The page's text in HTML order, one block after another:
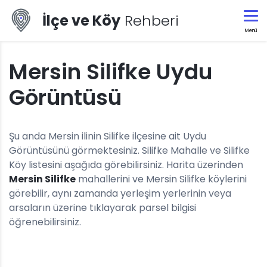
İlçe ve Köy Rehberi
Menü
Mersin Silifke Uydu
Görüntüsü
Şu anda Mersin ilinin Silifke ilçesine ait Uydu
Görüntüsünü görmektesiniz. Silifke Mahalle ve Silifke
Köy listesini aşağıda görebilirsiniz. Harita üzerinden
Mersin Silifke mahallerini ve Mersin Silifke köylerini
görebilir, aynı zamanda yerleşim yerlerinin veya
arsaların üzerine tıklayarak parsel bilgisi
öğrenebilirsiniz.